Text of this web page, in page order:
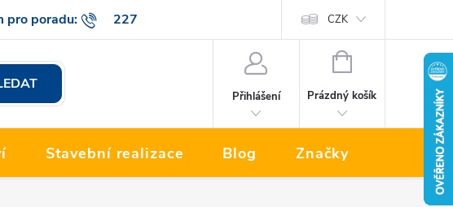
227
777 222
obchodu Prodávané značky CZK
Přihlášení
NÁKUPNÍ
Prázdný košík
Stavební realizace Blog Značky